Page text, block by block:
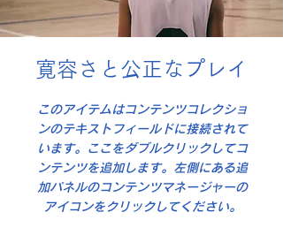
寛容さと公正なプレイ
このアイテムはコンテンツコレクショ
ンのテキストフィールドに接続されて
います。ここをダブルクリックしてコ
ンテンツを追加します。左側にある追
加パネルのコンテンツマネージャーの
アイコンをクリックしてください。